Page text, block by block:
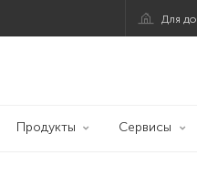
Для
Продукты Сервисы